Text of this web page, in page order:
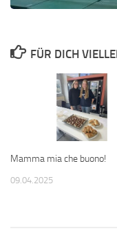
FÜR DICH
Mamma mia che buono!
09.04.2025